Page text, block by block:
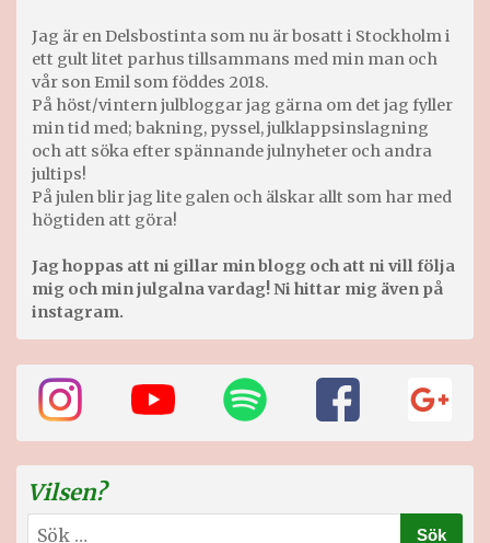
Jag är en Delsbostinta som nu är bosatt i Stockholm i
ett gult litet parhus tillsammans med min man och
vår son Emil som föddes 2018.
På höst/vintern julbloggar jag gärna om det jag fyller
min tid med; bakning, pyssel, julklappsinslagning
och att söka efter spännande julnyheter och andra
jultips!
På julen blir jag lite galen och älskar allt som har med
högtiden att göra!
Jag hoppas att ni gillar min blogg och att ni vill följa
mig och min julgalna vardag! Ni hittar mig även på
instagram.
Vilsen?
Sök